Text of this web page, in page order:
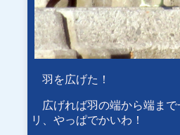
羽を広げた！
広げれば羽の端から端まで
リ、やっぱでかいわ！